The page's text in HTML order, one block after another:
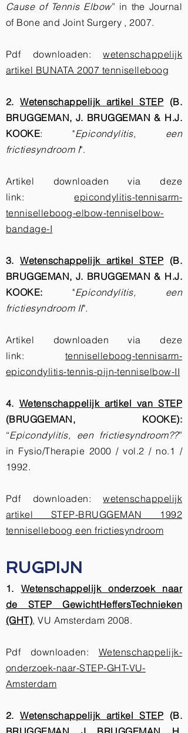
Cause of Tennis Elbow” in the Journal
of Bone and Joint Surgery , 2007.
Pdf downloaden:wetenschappelijk
artikel BUNATA 2007 tenniselleboog
2.Wetenschappelijk artikel STEP (B.
BRUGGEMAN, J. BRUGGEMAN & H.J.
KOOKE: "Epicondylitis, een
frictiesyndroom I".
Artikel downloaden via deze
link:epicondylitis-tennisarm-
tenniselleboog-elbow-tenniselbow-
bandage-I
3.Wetenschappelijk artikel STEP (B.
BRUGGEMAN, J. BRUGGEMAN & H.J.
KOOKE: "Epicondylitis, een
frictiesyndroom II".
Artikel downloaden via deze
link: tenniselleboog-tennisarm-
epicondylitis-tennis-pijn-tenniselbow-II
4. Wetenschappelijk artikel van STEP
(BRUGGEMAN, KOOKE):
“Epicondylitis, een frictiesyndroom??”
in Fysio/Therapie 2000 / vol.2 / no.1 /
1992.
Pdf downloaden:wetenschappelijk
artikel STEP-BRUGGEMAN 1992
tenniselleboog een frictiesyndroom
RUGPIJN
1. Wetenschappelijk onderzoek naar
de STEP GewichtHeffersTechnieken
(GHT), VU Amsterdam 2008.
Pdf downloaden: Wetenschappelijk-
onderzoek-naar-STEP-GHT-VU-
Amsterdam
2.Wetenschappelijk artikel STEP (B.